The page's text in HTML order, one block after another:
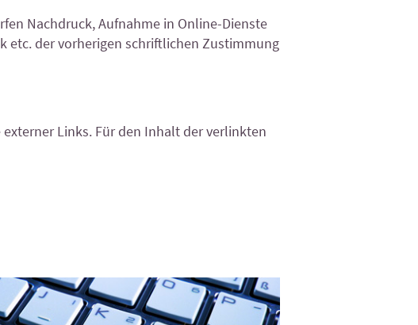
Nachdruck, Aufnahme in Online-Dienste
etc. der vorherigen schriftlichen Zustimmung
Links. Für den Inhalt der verlinkten